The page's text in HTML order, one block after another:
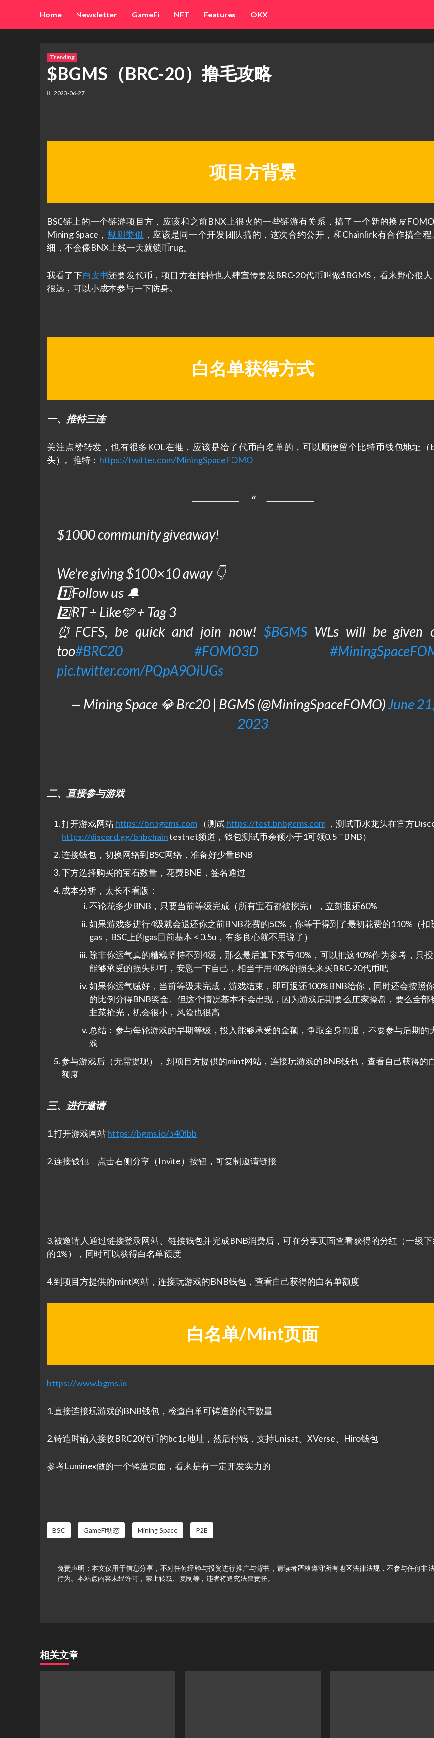
content
Home Newsletter GameFi NFT Features OKX
Trending
$BGMS（BRC-20）撸毛攻略
2023-06-27
项目方背景
BSC链上的一个链游项目方，应该和之前BNX上很火的一些链游有关系，搞了一个新的换皮
Mining Space， 规则类似 ，应该是同一个开发团队搞的，这次合约公开，和Chainlink有合作搞全
细，不会像BNX上线一天就锁币rug。
我看了下白皮书还要发代币，项目方在推特也大肆宣传要发BRC-20代币叫做$BGMS，看来野心很
很远，可以小成本参与一下防身。
白名单获得方式
一、推特三连
关注点赞转发，也有很多KOL在推，应该是给了代币白名单的，可以顺便留个比特币钱包地址（
头）。推特： https://twitter.com/MiningSpaceFOMO
$1000 community giveaway!
We're giving $100×10 away 👇
1️⃣Follow us 🔔
2️⃣RT + Like🩵 + Tag 3
⏰FCFS, be quick and join now! $BGMS WLs will be given
too#BRC20 #FOMO3D
pic.twitter.com/PQpA9OiUGs
— Mining Space 💎 Brc20 | BGMS (@MiningSpaceFOMO)June
2023
二、直接参与游戏
打开游戏网站https://bnbgems.com （测试https://test.bnbgems.com ，测试币水龙头在官方
https://discord.gg/bnbchaintestnet频道，钱包测试币余额小于1可领0.5 TBNB）
连接钱包，切换网络到BSC网络，准备好少量BNB
下方选择购买的宝石数量，花费BNB，签名通过
成本分析，太长不看版：
不论花多少BNB，只要当前等级完成（所有宝石都被挖完），立刻返还60%
如果游戏多进行4级就会退还你之前BNB花费的50%，你等于得到了最初花费的110%（扣
gas，BSC上的gas目前基本 < 0.5u，有多良心就不用说了）
除非你运气真的糟糕坚持不到4级，那么最后算下来亏40%，可以把这40%作为参考，只
能够承受的损失即可，安慰一下自己，相当于用40%的损失来买BRC-20代币吧
如果你运气贼好，当前等级未完成，游戏结束，即可返还100%BNB给你，同时还会按照
的比例分得BNB奖金。但这个情况基本不会出现，因为游戏后期要么庄家操盘，要么全部
韭菜抢光，机会很小，风险也很高
总结：参与每轮游戏的早期等级，投入能够承受的金额，争取全身而退，不要参与后期的
戏
参与游戏后（无需提现），到项目方提供的mint网站，连接玩游戏的BNB钱包，查看自己获得的
额度
三、进行邀请
1.打开游戏网站https://bgms.io/b40fbb
2.连接钱包，点击右侧分享（Invite）按钮，可复制邀请链接
3.被邀请人通过链接登录网站、链接钱包并完成BNB消费后，可在分享页面查看获得的分红（一级
的1%），同时可以获得白名单额度
4.到项目方提供的mint网站，连接玩游戏的BNB钱包，查看自己获得的白名单额度
白名单/Mint页面
https://www.bgms.io
1.直接连接玩游戏的BNB钱包，检查白单可铸造的代币数量
2.铸造时输入接收BRC20代币的bc1p地址，然后付钱，支持Unisat、XVerse、Hiro钱包
参考Luminex做的一个铸造页面，看来是有一定开发实力的
BSC GameFi动态 Mining Space P2E
免责声明：本文仅用于信息分享，不对任何经验与投资进行推广与背书，请读者严格遵守所有地区法律法规，不参与任何非
行为。本站点内容未经许可，禁止转载、复制等，违者将追究法律责任。
相关文章